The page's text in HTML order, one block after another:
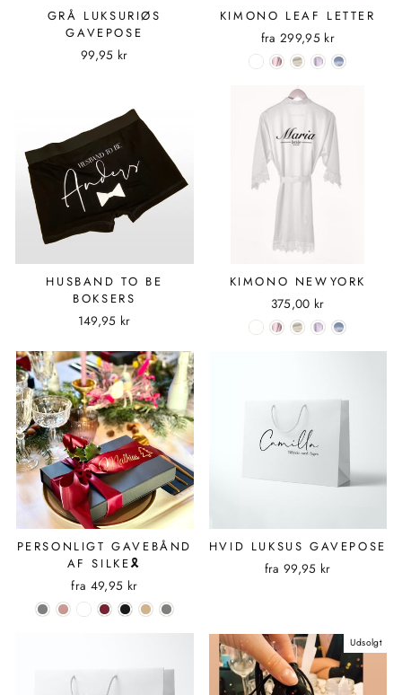
GRÅ LUKSURIØS
GAVEPOSE
99,95 kr
KIMONO LEAF LETTER
fra 299,95 kr
HUSBAND TO BE
BOKSERS
149,95 kr
KIMONO NEWYORK
375,00 kr
PERSONLIGT GAVEBÅND
AF SILKE🎗
fra 49,95 kr
HVID LUKSUS GAVEPOSE
fra99,95 kr
Udsolgt